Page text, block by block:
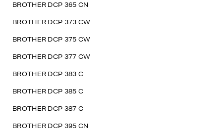
BROTHER DCP 365 CN
BROTHER DCP 373 CW
BROTHER DCP 375 CW
BROTHER DCP 377 CW
BROTHER DCP 383 C
BROTHER DCP 385 C
BROTHER DCP 387 C
BROTHER DCP 395 CN